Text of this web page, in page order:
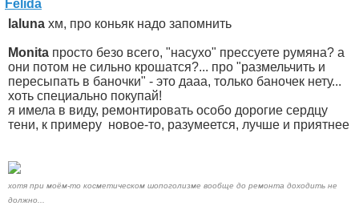
laluna хм, про коньяк надо запомнить
Monita просто безо всего, "насухо" прессуете румяна? а
они потом не сильно крошатся?... про "размельчить и
пересыпать в баночки" - это дааа, только баночек нету...
хоть специально покупай!
я имела в виду, ремонтировать особо дорогие сердцу
тени, к примеру новое-то, разумеется, лучше и приятнее
хотя при моём-то косметическом шопоголизме вообще до ремонта доходить не
должно...